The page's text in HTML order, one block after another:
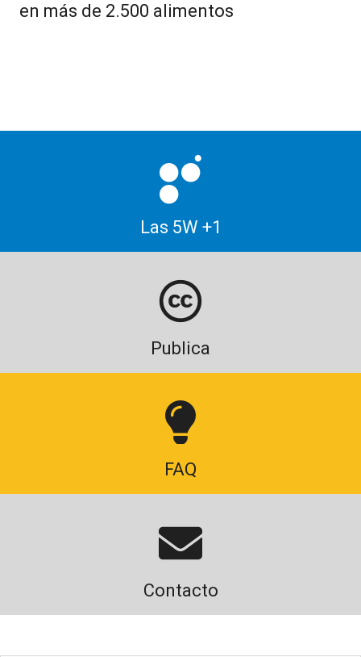
en más de 2.500 alimentos
Las 5W +1
Publica
FAQ
Contacto